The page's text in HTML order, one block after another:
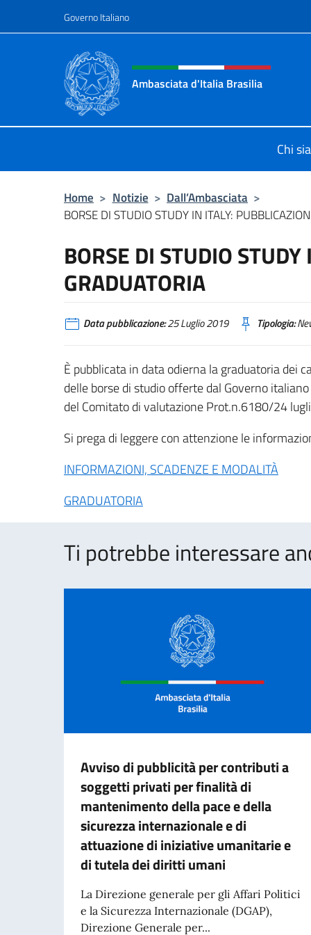
Governo Italiano
Intestazione sito, social e
Ambasciata d'Italia Brasilia
Chi
Home > Notizie > Dall’Ambasciata >
BORSE DI STUDIO STUDY IN ITALY:
BORSE DI STUDIO
GRADUATORIA
Data pubblicazione:25 Luglio 2019 Tipologia:
È pubblicata in data odierna la graduatoria dei
delle borse di studio offerte dal Governo
del Comitato di valutazione Prot.n.6180/24
Si prega di leggere con attenzione le
INFORMAZIONI, SCADENZE E MODALITÀ
GRADUATORIA
Ti potrebbe interessare
Avviso di pubblicità per contributi a
soggetti privati per finalità di
mantenimento della pace e della
sicurezza internazionale e di
attuazione di iniziative umanitarie e
di tutela dei diritti umani
La Direzione generale per gli Affari Politici
e la Sicurezza Internazionale (DGAP),
Direzione Generale per...